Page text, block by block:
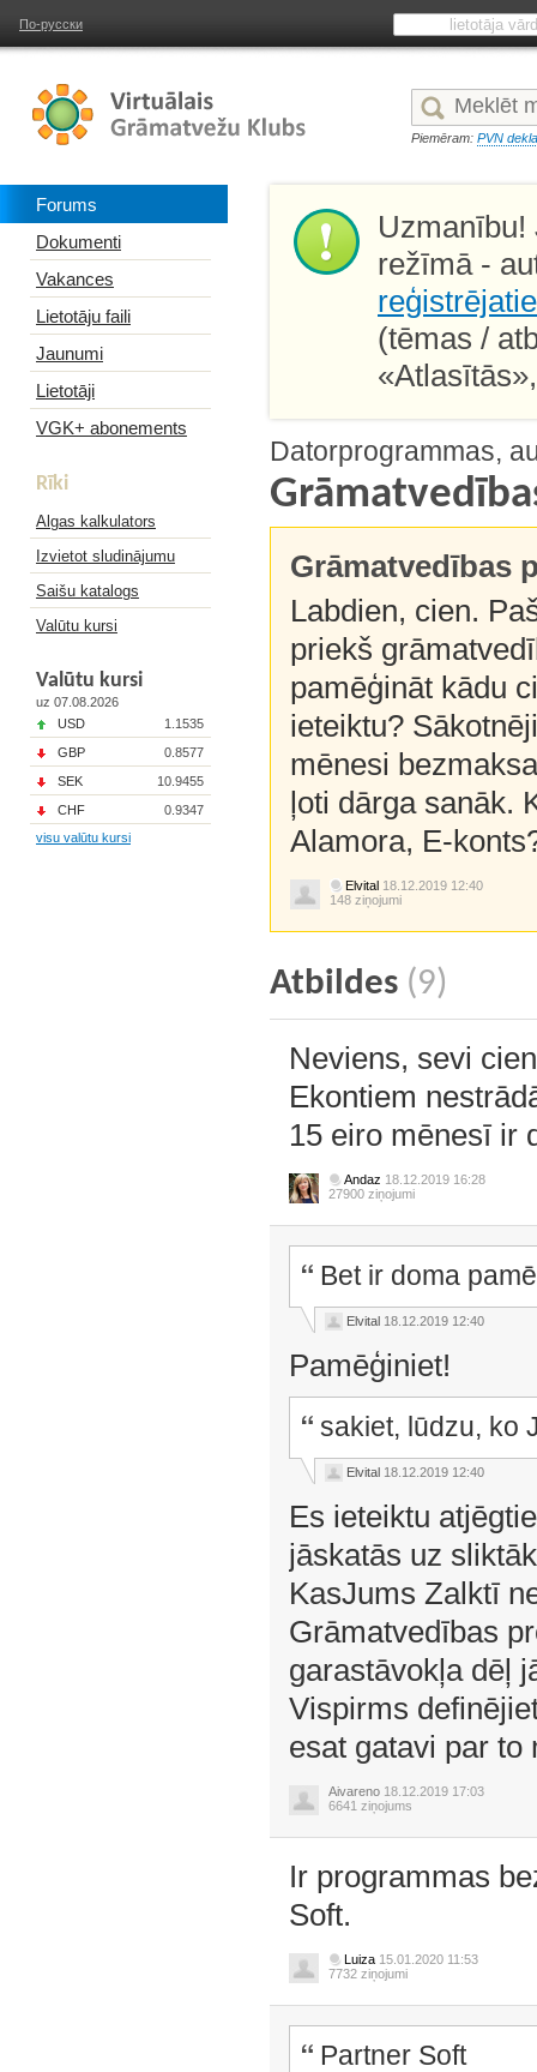
По-русски
Piemēram: PVN
Forums
Dokumenti
Vakances
Lietotāju faili
Jaunumi
Lietotāji
VGK+ abonements
Rīki
Algas kalkulators
Izvietot sludinājumu
Saišu katalogs
Valūtu kursi
Valūtu kursi
uz 07.08.2026
USD
1.1535
GBP
0.8577
SEK
10.9455
CHF
0.9347
visu valūtu kursi
Uzmanību!
režīmā -
(tēmas /
Datorprogrammas,
Grāmatvedības
Labdien, cien.
priekš
pamēģināt kādu
ieteiktu?
mēnesi
ļoti dārga sanāk.
Alamora, E-
Elvital 18.12.2019 12:40
148 ziņojumi
Atbildes (9)
Neviens, sevi
Ekontiem
15 eiro mēnesī ir
Andaz 18.12.2019 16:28
27900 ziņojumi
Bet ir doma
Elvital 18.12.2019 12:40
Pamēģiniet!
sakiet, lūdzu, ko
Elvital 18.12.2019 12:40
Es ieteiktu
jāskatās uz
KasJums Zalktī
Grāmatvedības
garastāvokļa dēļ
Vispirms
esat gatavi par to
Aivareno 18.12.2019 17:03
6641 ziņojums
Ir programmas
Soft.
Luiza 15.01.2020 11:53
7732 ziņojumi
Partner Soft